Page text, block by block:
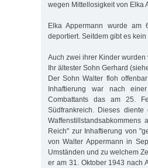
wegen Mittellosigkeit von Elka
Elka Appermann wurde
deportiert. Seitdem gibt es
Auch zwei ihrer Kinder
Ihr ältester Sohn Gerhard
Der Sohn Walter floh
Inhaftierung war nach
Combattants das am 25.
Südfrankreich. Dieses
Reich" zur Inhaftierung von
von Walter Appermann in
Umständen und zu welchem
er am 31. Oktober 1943 nach